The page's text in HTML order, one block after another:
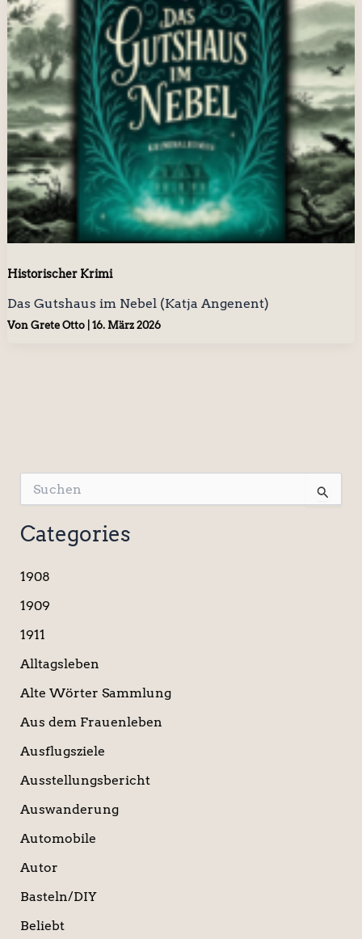
Historischer Krimi
Das Gutshaus im Nebel (Katja Angenent)
Von Grete Otto 16. März 2026
u
c
h
n
a
h
Categories
1908
1909
1911
Alltagsleben
Alte Wörter Sammlung
Aus dem Frauenleben
Ausflugsziele
Ausstellungsbericht
Auswanderung
Automobile
Autor
Basteln/DIY
Beliebt